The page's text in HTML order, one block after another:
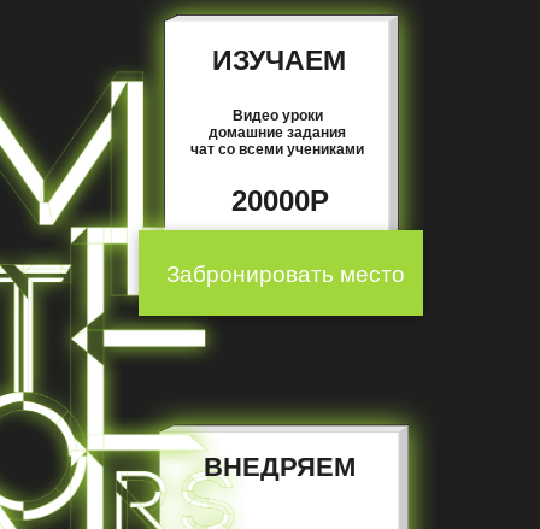
ИЗУЧАЕМ
Забронировать место
20000Р
Видео уроки
домашние задания
чат со всеми учениками
ВНЕДРЯЕМ